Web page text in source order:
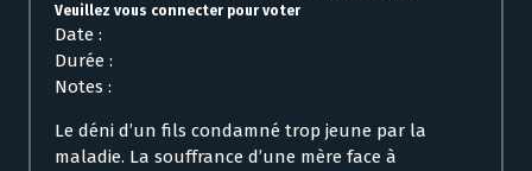
Veuillez vous connecter pour voter
Date :
Durée :
Notes :
Le déni d’un fils condamné trop jeune par la
maladie. La souffrance d’une mère face à